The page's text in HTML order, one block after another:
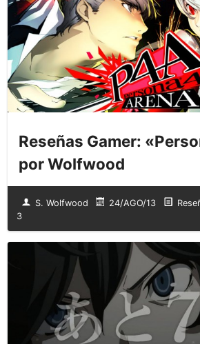
Reseñas Gamer:
por Wolfwood
S. Wolfwood 24/AGO/13
3